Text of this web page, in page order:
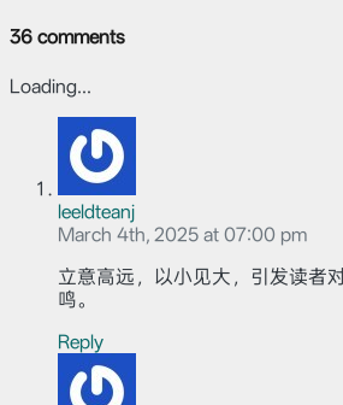
36 comments
Loading...
leeldteanj
March 4th, 2025 at 07:00 pm
立意高远，以小见大，引发读者
鸣。
Reply